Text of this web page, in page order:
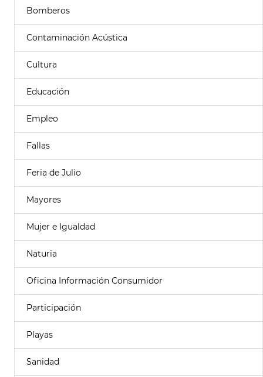
Bomberos
Contaminación Acústica
Cultura
Educación
Empleo
Fallas
Feria de Julio
Mayores
Mujer e Igualdad
Naturia
Oficina Información Consumidor
Participación
Playas
Sanidad